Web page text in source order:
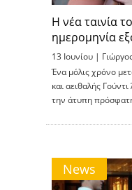
Η νέα ταινία
ημερομηνία
13 Ιουνίου |
Ένα μόλις χρόνο
και αειθαλής
την άτυπη
News